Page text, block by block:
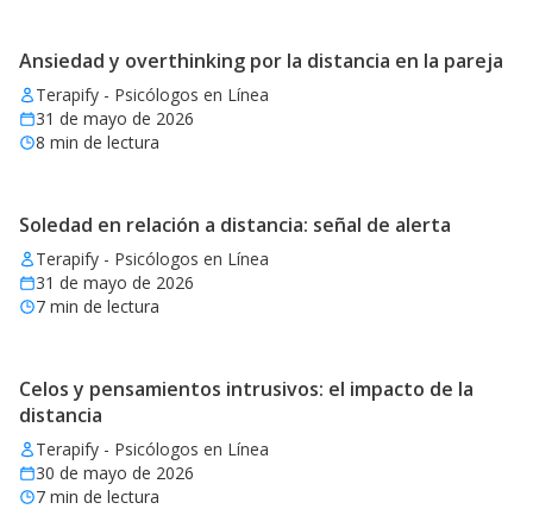
Ansiedad y overthinking por la distancia en la pareja
Terapify - Psicólogos en Línea
31 de mayo de 2026
8 min de lectura
Soledad en relación a distancia: señal de alerta
Terapify - Psicólogos en Línea
31 de mayo de 2026
7 min de lectura
Celos y pensamientos intrusivos: el impacto de la
distancia
Terapify - Psicólogos en Línea
30 de mayo de 2026
7 min de lectura